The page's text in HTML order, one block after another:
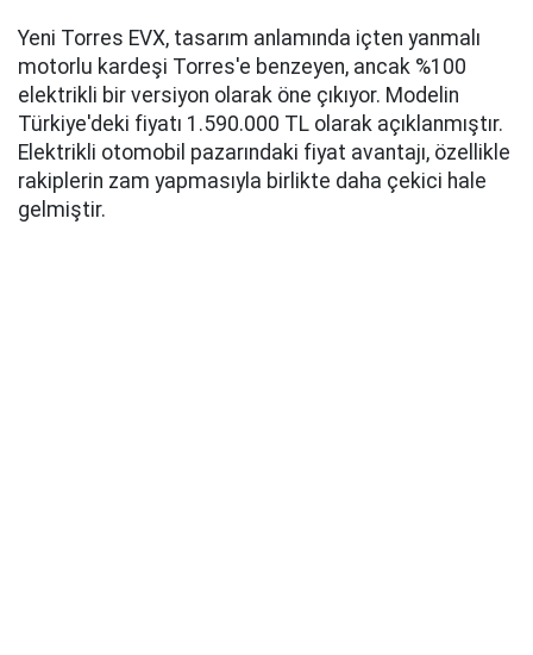
Yeni Torres EVX, tasarım anlamında içten yanmalı
motorlu kardeşi Torres'e benzeyen, ancak %100
elektrikli bir versiyon olarak öne çıkıyor. Modelin
Türkiye'deki fiyatı 1.590.000 TL olarak açıklanmıştır.
Elektrikli otomobil pazarındaki fiyat avantajı, özellikle
rakiplerin zam yapmasıyla birlikte daha çekici hale
gelmiştir.